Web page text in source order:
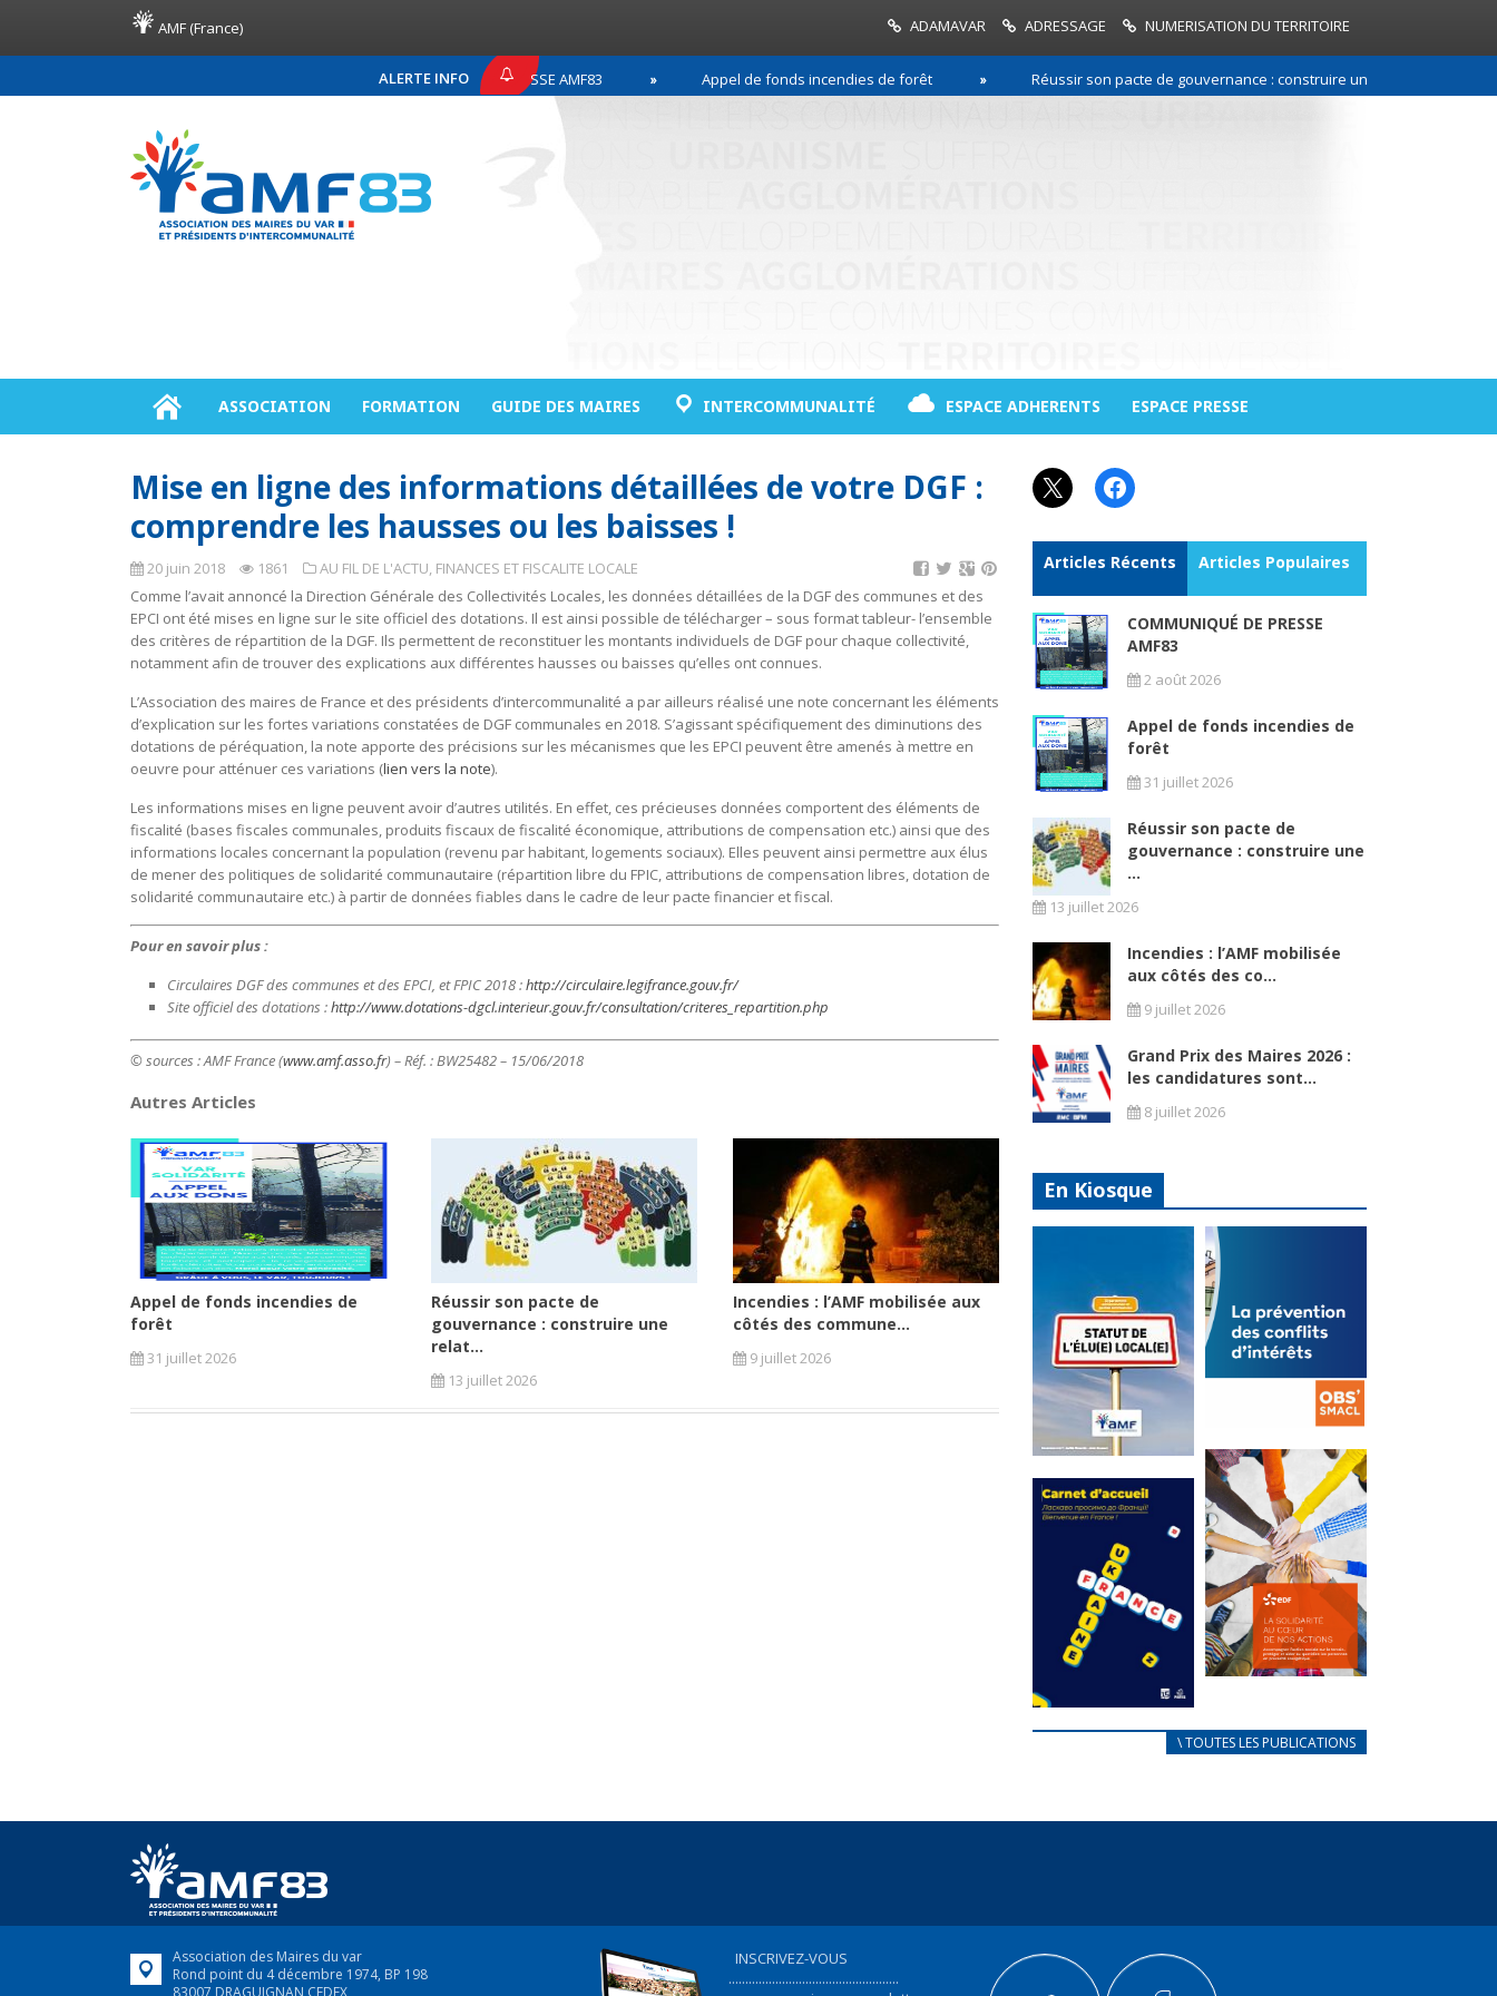
AMF (France) ADAMAVAR ADRESSAGE NUMERISATION DU TERRITOIRE
ALERTE INFO
COMMUNIQUÉ DE PRESSE AMF83 Appel de fonds incendies de forêt Réussir son pacte de gouvernance : construire une relation de
ASSOCIATION FORMATION GUIDE DES MAIRES INTERCOMMUNALITÉ ESPACE ADHERENTS ESPACE PRESSE
Mise en ligne des informations détaillées de votre DGF :
comprendre les hausses ou les baisses !
20 juin 2018 1861 AU FIL DE L'ACTU, FINANCES ET FISCALITE LOCALE
Comme l’avait annoncé la Direction Générale des Collectivités Locales, les données détaillées de la DGF des communes et des
EPCI ont été mises en ligne sur le site officiel des dotations. Il est ainsi possible de télécharger – sous format tableur- l’ensemble
des critères de répartition de la DGF. Ils permettent de reconstituer les montants individuels de DGF pour chaque collectivité,
notamment afin de trouver des explications aux différentes hausses ou baisses qu’elles ont connues.
L’Association des maires de France et des présidents d’intercommunalité a par ailleurs réalisé une note concernant les éléments
d’explication sur les fortes variations constatées de DGF communales en 2018. S’agissant spécifiquement des diminutions des
dotations de péréquation, la note apporte des précisions sur les mécanismes que les EPCI peuvent être amenés à mettre en
oeuvre pour atténuer ces variations (lien vers la note).
Les informations mises en ligne peuvent avoir d’autres utilités. En effet, ces précieuses données comportent des éléments de
fiscalité (bases fiscales communales, produits fiscaux de fiscalité économique, attributions de compensation etc.) ainsi que des
informations locales concernant la population (revenu par habitant, logements sociaux). Elles peuvent ainsi permettre aux élus
de mener des politiques de solidarité communautaire (répartition libre du FPIC, attributions de compensation libres, dotation de
solidarité communautaire etc.) à partir de données fiables dans le cadre de leur pacte financier et fiscal.
Pour en savoir plus :
Circulaires DGF des communes et des EPCI, et FPIC 2018 :http://circulaire.legifrance.gouv.fr/
Site officiel des dotations :http://www.dotations-dgcl.interieur.gouv.fr/consultation/criteres_repartition.php
© sources : AMF France (www.amf.asso.fr) – Réf. : BW25482 – 15/06/2018
Autres Articles
Appel de fonds incendies de
forêt
31 juillet 2026
Réussir son pacte de
gouvernance : construire une
relat...
13 juillet 2026
Incendies : l’AMF mobilisée aux
côtés des commune...
9 juillet 2026
X Facebook
Articles Récents Articles Populaires
COMMUNIQUÉ DE PRESSE
AMF83
2 août 2026
Appel de fonds incendies de
forêt
31 juillet 2026
Réussir son pacte de
gouvernance : construire une
...
13 juillet 2026
Incendies : l’AMF mobilisée
aux côtés des co...
9 juillet 2026
Grand Prix des Maires 2026 :
les candidatures sont...
8 juillet 2026
En Kiosque
Statut de
l’élu local
Mise à jour avril
2024
FEUILLETER
La
prévention
des conflits
d’intérêts
18 septembre 2023
FEUILLETER
au coeur de
nos actions
en France,...
FEUILLETER
\ TOUTES LES PUBLICATIONS
Association des Maires du var
Rond point du 4 décembre 1974, BP 198
83007 DRAGUIGNAN CEDEX
INSCRIVEZ-VOUS
...................................................